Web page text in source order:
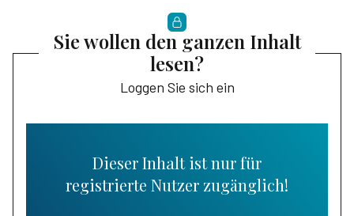
Sie wollen den ganzen Inhalt
lesen?
Loggen Sie sich ein
Dieser Inhalt ist nur für
registrierte Nutzer zugänglich!